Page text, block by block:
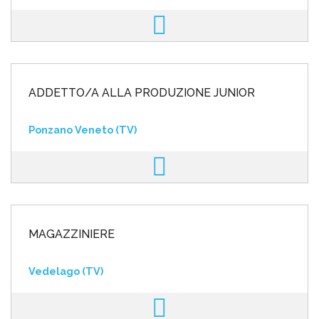
ADDETTO/A ALLA PRODUZIONE JUNIOR
Ponzano Veneto (TV)
MAGAZZINIERE
Vedelago (TV)